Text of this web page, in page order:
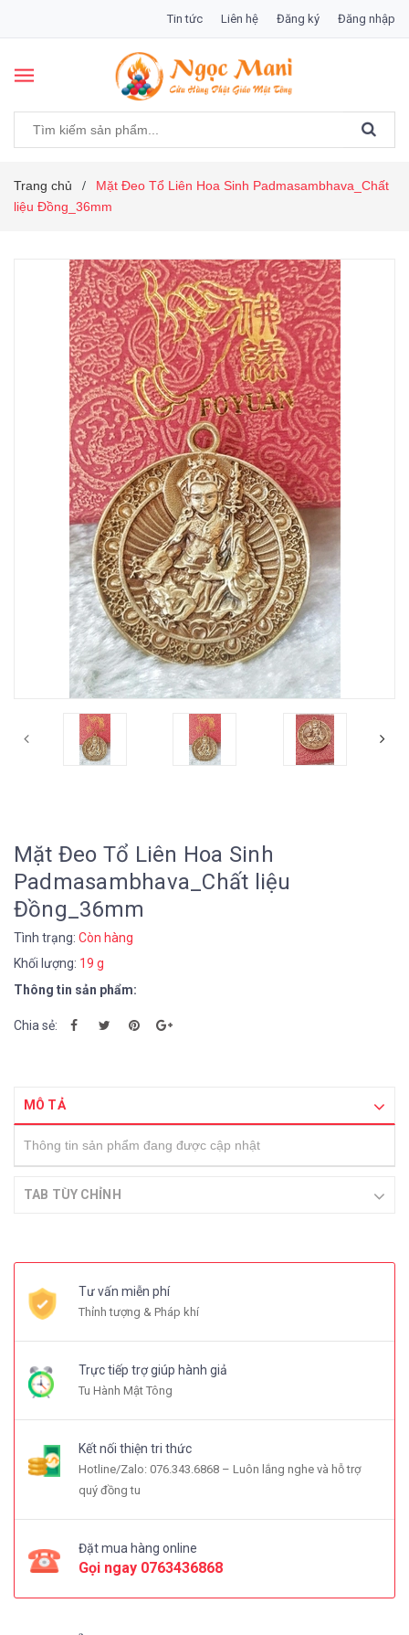
Tin tức Liên hệ Đăng ký Đăng nhập
Trang chủ /
Mặt Đeo Tổ Liên Hoa Sinh Padmasambhava_Chất
liệu Đồng_36mm
Mặt Đeo Tổ Liên Hoa Sinh
Padmasambhava_Chất liệu
Đồng_36mm
Tình trạng: Còn hàng
Khối lượng: 19 g
Thông tin sản phẩm:
Chia sẻ:
MÔ TẢ
Thông tin sản phẩm đang được cập nhật
TAB TÙY CHỈNH
Tư vấn miễn phí
Thỉnh tượng & Pháp khí
Trực tiếp trợ giúp hành giả
Tu Hành Mật Tông
Kết nối thiện tri thức
Hotline/Zalo: 076.343.6868 – Luôn lắng nghe và hỗ trợ
quý đồng tu
Đặt mua hàng online
Gọi ngay 0763436868